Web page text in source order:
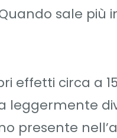
sale più
effetti circa a
leggermente
presente